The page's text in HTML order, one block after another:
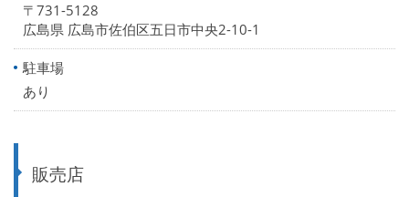
〒731-5128
広島県 広島市佐伯区五日市中央2-10-1
駐車場
あり
販売店